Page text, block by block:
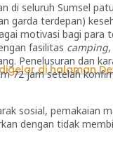
di seluruh Sumsel
garda terdepan)
motivasi bagi para
fasilitas camping
Penelusuran dan
72 jam setelah
sosial, pemakaian
dengan tidak